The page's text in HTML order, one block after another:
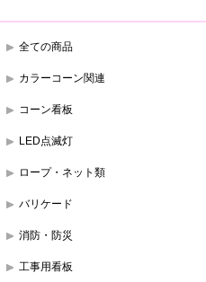
全ての商品
カラーコーン関連
コーン看板
LED点滅灯
ロープ・ネット類
バリケード
消防・防災
工事用看板